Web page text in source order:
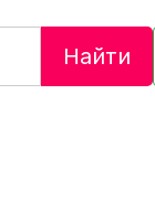
Найти